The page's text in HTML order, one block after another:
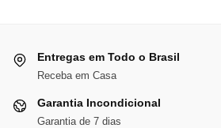
Entregas em Todo o Brasil
Receba em Casa
Garantia Incondicional
Garantia de 7 dias